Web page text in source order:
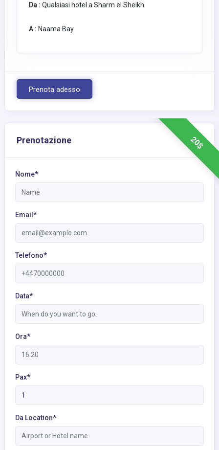
Da : Qualsiasi hotel a Sharm el Sheikh
A : Naama Bay
Prenota adesso
20$
Prenotazione
Nome*
Email*
Telefono*
Data*
Ora*
Pax*
Da Location*